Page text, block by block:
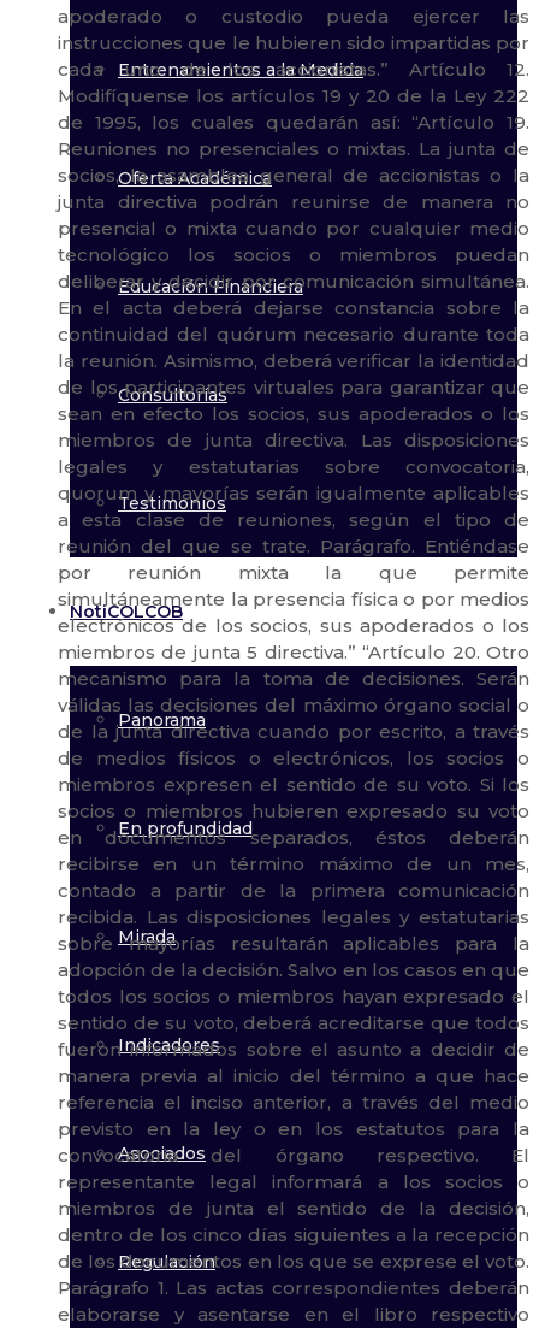
Entrenamientos a la Medida
Oferta Académica
Educación Financiera
Consultorías
Testimonios
NotiCOLCOB
Panorama
En profundidad
Mirada
Indicadores
Asociados
Regulación